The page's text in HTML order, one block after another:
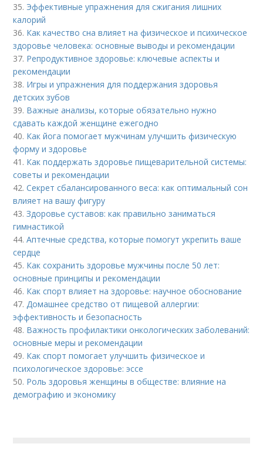
35. Эффективные упражнения для сжигания лишних
калорий
36. Как качество сна влияет на физическое и психическое
здоровье человека: основные выводы и рекомендации
37. Репродуктивное здоровье: ключевые аспекты и
рекомендации
38. Игры и упражнения для поддержания здоровья
детских зубов
39. Важные анализы, которые обязательно нужно
сдавать каждой женщине ежегодно
40. Как йога помогает мужчинам улучшить физическую
форму и здоровье
41. Как поддержать здоровье пищеварительной системы:
советы и рекомендации
42.Секрет сбалансированного веса: как оптимальный сон
влияет на вашу фигуру
43.Здоровье суставов: как правильно заниматься
гимнастикой
44.Аптечные средства, которые помогут укрепить ваше
сердце
45. Как сохранить здоровье мужчины после 50 лет:
основные принципы и рекомендации
46. Как спорт влияет на здоровье: научное обоснование
47.Домашнее средство от пищевой аллергии:
эффективность и безопасность
48. Важность профилактики онкологических заболеваний:
основные меры и рекомендации
49. Как спорт помогает улучшить физическое и
психологическое здоровье: эссе
50. Роль здоровья женщины в обществе: влияние на
демографию и экономику